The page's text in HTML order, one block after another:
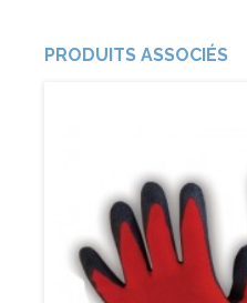
PRODUITS ASSOCIÉS